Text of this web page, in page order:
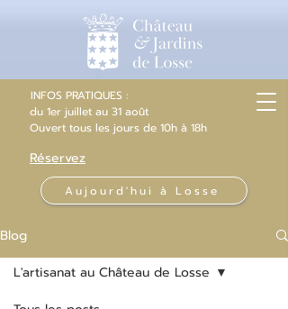
INFOS PRATIQUES :
du 1er juillet au 31 août
Ouvert tous les jours de 10h à 18h
Réservez
Aujourd'hui à Losse
Blog
L'artisanat au Château de Losse